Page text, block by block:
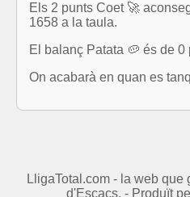
Els 2 punts Coet 🚀
1658 a la taula.
El balanç Patata 🥔 és de
On acabarà en quan es
LligaTotal.com - la web
d'Escacs. - Produït